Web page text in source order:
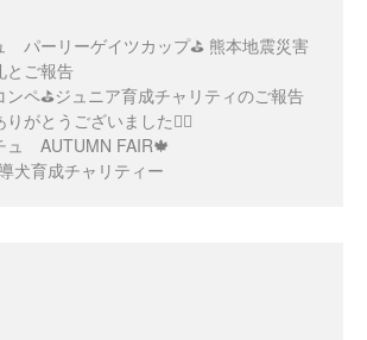
パーリーゲイツカップ⛳️ 熊本地震災害
とご報告
ンペ⛳️ジュニア育成チャリティのご報告
がとうございました🙇‍♀️
ュ AUTUMN FAIR🍁
犬育成チャリティー